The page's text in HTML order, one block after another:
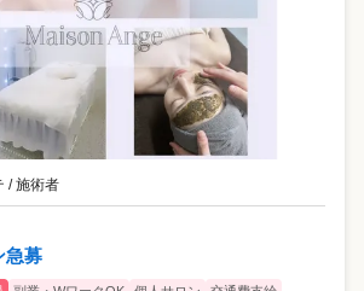
/ 施術者
急募